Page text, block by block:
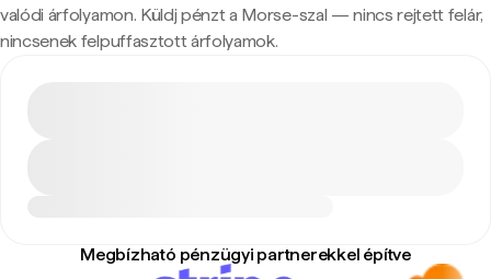
valódi árfolyamon. Küldj pénzt a Morse-szal — nincs rejtett felár,
nincsenek felpuffasztott árfolyamok.
Megbízható pénzügyi partnerekkel építve